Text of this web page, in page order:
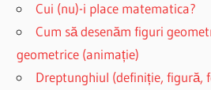
Cui (nu)-i place matematica?
Cum să desenăm figuri
geometrice (animație)
Dreptunghiul (definiție, figură,